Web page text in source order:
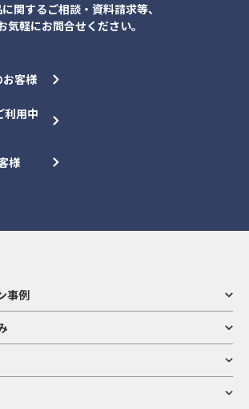
関するご相談・資料請求等、
気軽にお問合せください。
客様
利用中
様
事例